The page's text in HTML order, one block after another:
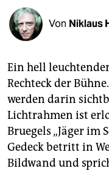
shop
fragen & hilfe
unterstützen
abo
genossenschaft
epaper login
Von Niklaus
Ein hell
Rechteck der
werden darin
Lichtrahmen ist
Bruegels „Jäger im
Gedeck betritt in
Bildwand und